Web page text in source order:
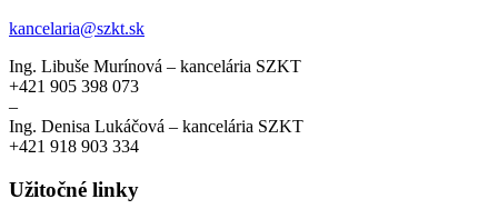
kancelaria@szkt.sk
Ing. Libuše Murínová – kancelária SZKT
+421 905 398 073
–
Ing. Denisa Lukáčová – kancelária SZKT
+421 918 903 334
Užitočné linky